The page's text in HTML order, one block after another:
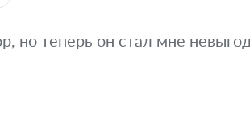
но теперь он стал мне